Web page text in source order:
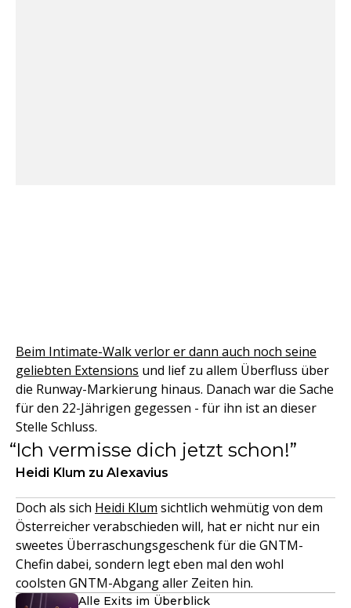
Beim Intimate-Walk verlor er dann auch noch seine
geliebten Extensions und lief zu allem Überfluss über
die Runway-Markierung hinaus. Danach war die Sache
für den 22-Jährigen gegessen - für ihn ist an dieser
Stelle Schluss.
Ich vermisse dich jetzt schon!
Heidi Klum zu Alexavius
Doch als sich Heidi Klum sichtlich wehmütig von dem
Österreicher verabschieden will, hat er nicht nur ein
sweetes Überraschungsgeschenk für die GNTM-
Chefin dabei, sondern legt eben mal den wohl
coolsten GNTM-Abgang aller Zeiten hin.
Alle Exits im Überblick